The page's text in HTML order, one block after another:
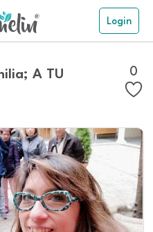
Login
A TU
0